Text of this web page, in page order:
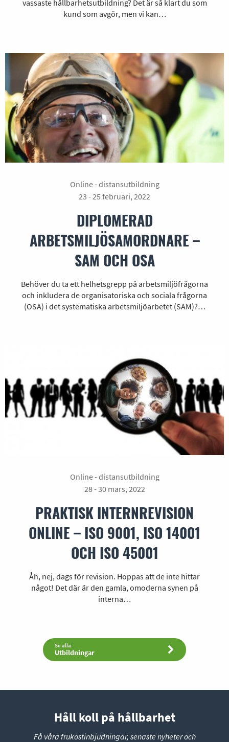
vassaste hållbarhetsutbildning? Det är så klart du som
kund som avgör, men vi kan…
Online - distansutbildning
23 - 25 februari, 2022
DIPLOMERAD
ARBETSMILJÖSAMORDNARE –
SAM OCH OSA
Behöver du ta ett helhetsgrepp på arbetsmiljöfrågorna
och inkludera de organisatoriska och sociala frågorna
(OSA) i det systematiska arbetsmiljöarbetet (SAM)?…
Online - distansutbildning
28 - 30 mars, 2022
PRAKTISK INTERNREVISION
ONLINE – ISO 9001, ISO 14001
OCH ISO 45001
Åh, nej, dags för revision. Hoppas att de inte hittar
något! Det där är den gamla, omoderna synen på
interna…
Se alla
Utbildningar
Håll koll på hållbarhet
Få våra frukostinbjudningar, senaste nyheter och